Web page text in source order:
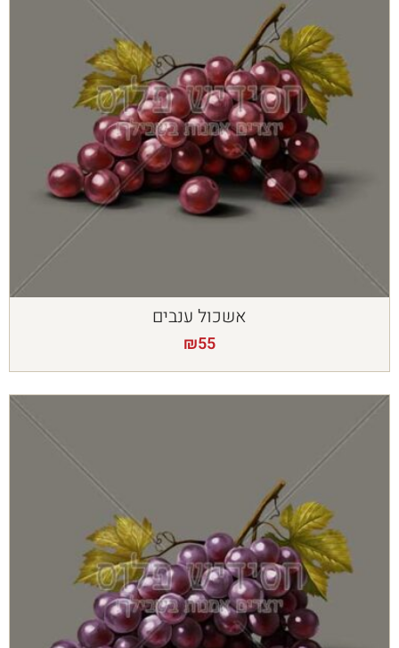
אשכול ענבים
₪55